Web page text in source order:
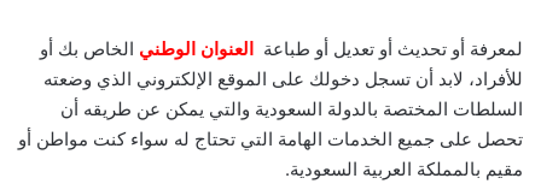
لمعرفة أو تحديث أو تعديل أو طباعة العنوان الوطني الخاص بك أو
للأفراد، لابد أن تسجل دخولك على الموقع الإلكتروني الذي وضعته
السلطات المختصة بالدولة السعودية والتي يمكن عن طريقه أن
تحصل على جميع الخدمات الهامة التي تحتاج له سواء كنت مواطن أو
مقيم بالمملكة العربية السعودية.